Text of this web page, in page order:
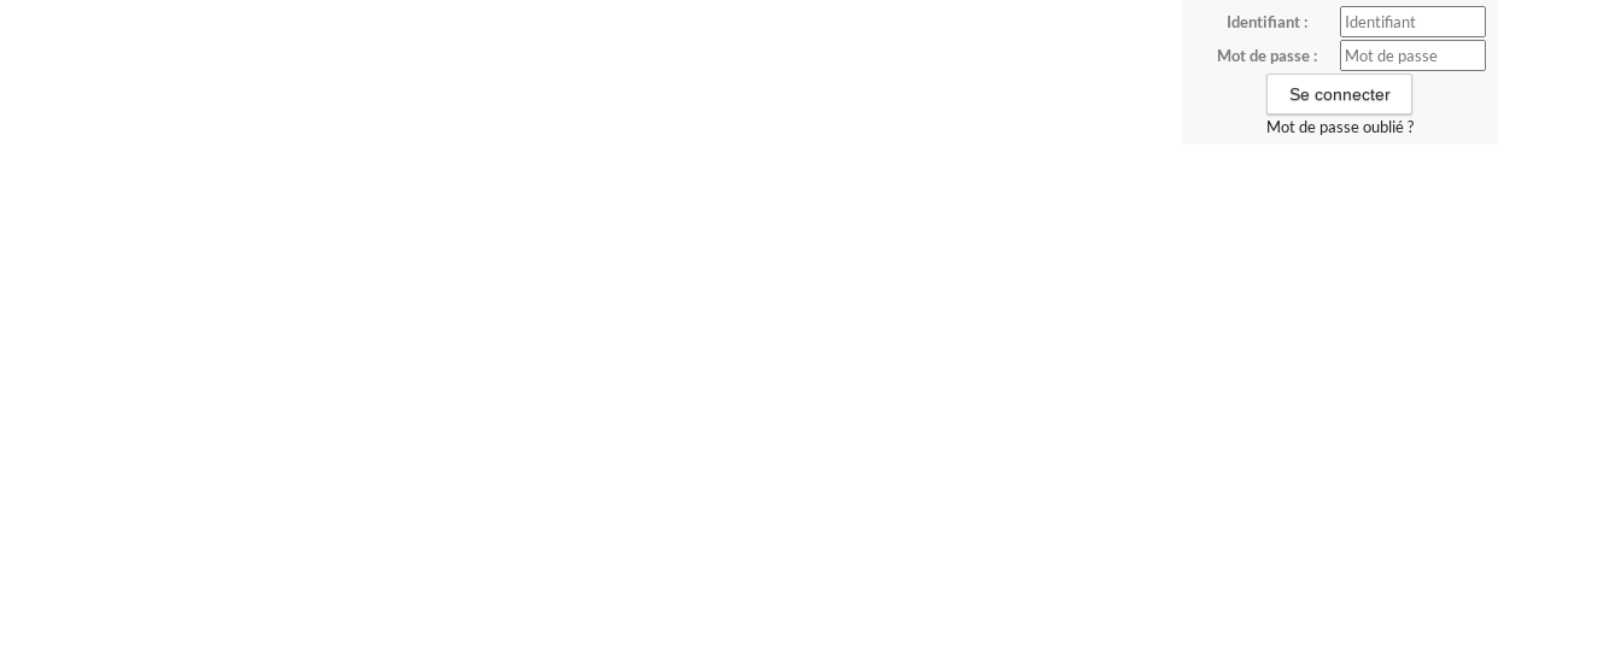
Identifiant :
Mot de passe :
Mot de passe oublié ?